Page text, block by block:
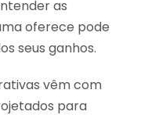
as
oferece pode
seus ganhos.
vêm com
para